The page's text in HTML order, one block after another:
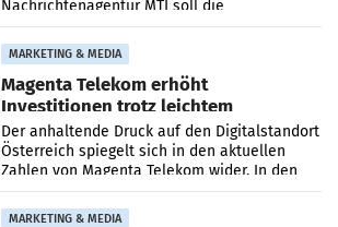
Nachrichtenagentur MTI soll die
systematische Nachrichten-Manipulation und
Zensur bei der Agentur während der Zeit
MARKETING & MEDIA
Magenta Telekom erhöht
Investitionen trotz leichtem
Umsatzrückgang
Der anhaltende Druck auf den Digitalstandort
Österreich spiegelt sich in den aktuellen
Zahlen von Magenta Telekom wider. In den
ersten sechs Monaten des laufenden Jahres
verzeichnete
MARKETING & MEDIA